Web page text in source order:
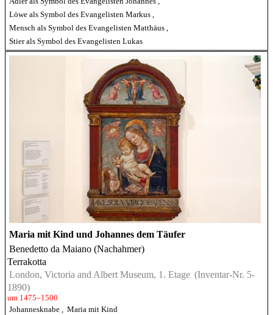
Löwe als Symbol des Evangelisten Markus ,
Mensch als Symbol des Evangelisten Matthäus ,
Stier als Symbol des Evangelisten Lukas
Maria mit Kind und Johannes dem Täufer
Benedetto da Maiano (Nachahmer)
Terrakotta
London, Victoria and Albert Museum, 1. Etage (Inventar-Nr. 5-
1890)
um 1475–1500
Johannesknabe , Maria mit Kind